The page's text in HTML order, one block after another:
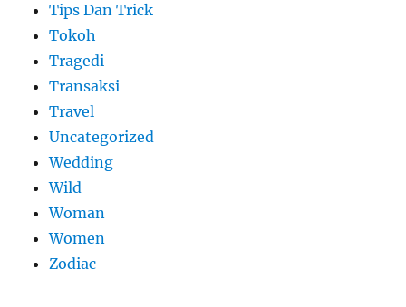
Tips Dan Trick
Tokoh
Tragedi
Transaksi
Travel
Uncategorized
Wedding
Wild
Woman
Women
Zodiac